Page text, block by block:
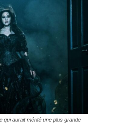
qui aurait mérité une plus grande